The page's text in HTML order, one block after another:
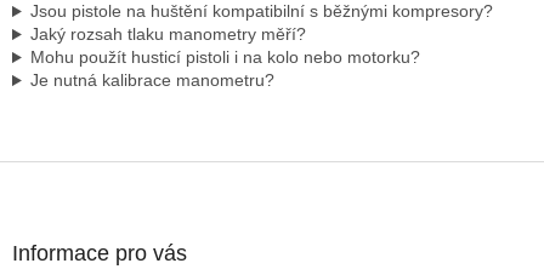
Jsou pistole na huštění kompatibilní s běžnými kompresory?
Jaký rozsah tlaku manometry měří?
Mohu použít husticí pistoli i na kolo nebo motorku?
Je nutná kalibrace manometru?
Informace pro vás